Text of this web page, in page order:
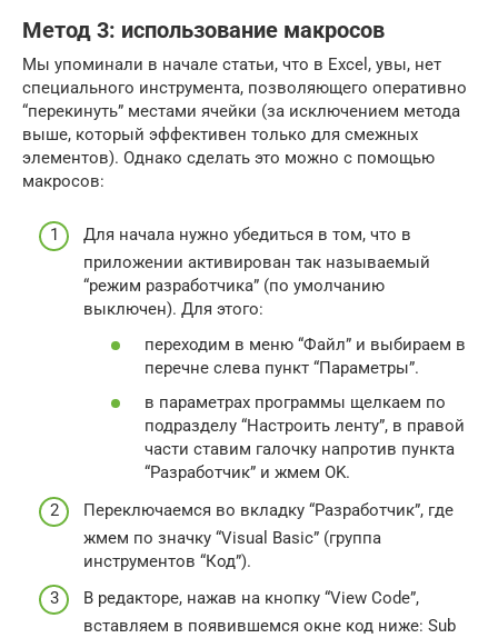
Метод 3: использование макросов
Мы упоминали в начале статьи, что в Excel, увы, нет
специального инструмента, позволяющего оперативно
“перекинуть” местами ячейки (за исключением метода
выше, который эффективен только для смежных
элементов). Однако сделать это можно с помощью
макросов:
Для начала нужно убедиться в том, что в
приложении активирован так называемый
“режим разработчика” (по умолчанию
выключен). Для этого:
переходим в меню “Файл” и выбираем в
перечне слева пункт “Параметры”.
в параметрах программы щелкаем по
подразделу “Настроить ленту”, в правой
части ставим галочку напротив пункта
“Разработчик” и жмем OK.
Переключаемся во вкладку “Разработчик”, где
жмем по значку “Visual Basic” (группа
инструментов “Код”).
В редакторе, нажав на кнопку “View Code”,
вставляем в появившемся окне код ниже: Sub